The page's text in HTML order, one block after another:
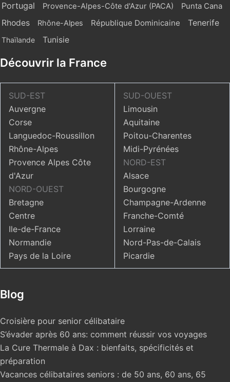
Portugal Provence-Alpes-Côte d'Azur (PACA) Punta Cana
Rhodes Rhône-Alpes République Dominicaine Tenerife
Thaïlande Tunisie
Découvrir la France
SUD-EST
Auvergne
Corse
Languedoc-Roussillon
Rhône-Alpes
Provence Alpes Côte
d'Azur
NORD-OUEST
Bretagne
Centre
Ile-de-France
Normandie
Pays de la Loire
SUD-OUEST
Limousin
Aquitaine
Poitou-Charentes
Midi-Pyrénées
NORD-EST
Alsace
Bourgogne
Champagne-Ardenne
Franche-Comté
Lorraine
Nord-Pas-de-Calais
Picardie
Blog
Croisière pour senior célibataire
S’évader après 60 ans: comment réussir vos voyages
La Cure Thermale à Dax : bienfaits, spécificités et
préparation
Vacances célibataires seniors : de 50 ans, 60 ans, 65